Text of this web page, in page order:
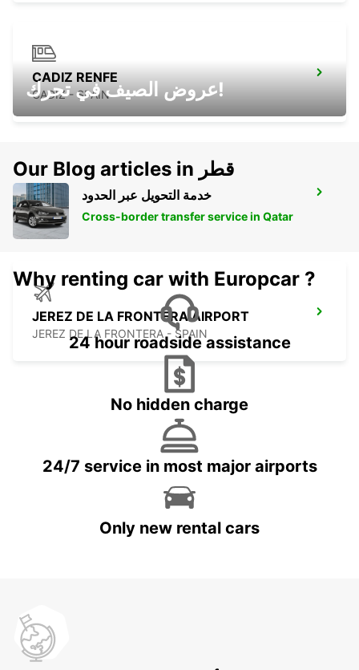
CADIZ RENFE
CADIZ - SPAIN
JEREZ DE LA FRONTERA - SHERRY PARK
JEREZ DE LA FRONTERA - SPAIN
JEREZ DE LA FRONTERA AIRPORT
JEREZ DE LA FRONTERA - SPAIN
عروض الصيف في تحرك!
Our Blog articles in قطر
خدمة التحويل عبر الحدود
Cross-border transfer service in Qatar
Why renting car with Europcar ?
24 hour roadside assistance
No hidden charge
24/7 service in most major airports
Only new rental cars